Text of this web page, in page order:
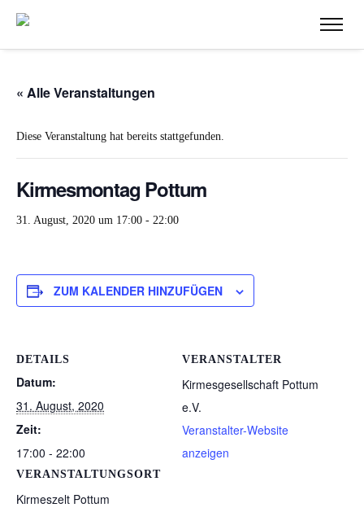
« Alle Veranstaltungen
Diese Veranstaltung hat bereits stattgefunden.
Kirmesmontag Pottum
31. August, 2020 um 17:00 - 22:00
ZUM KALENDER HINZUFÜGEN
DETAILS
Datum:
31. August, 2020
Zeit:
17:00 - 22:00
VERANSTALTUNGSORT
Kirmeszelt Pottum
VERANSTALTER
Kirmesgesellschaft Pottum
e.V.
Veranstalter-Website
anzeigen